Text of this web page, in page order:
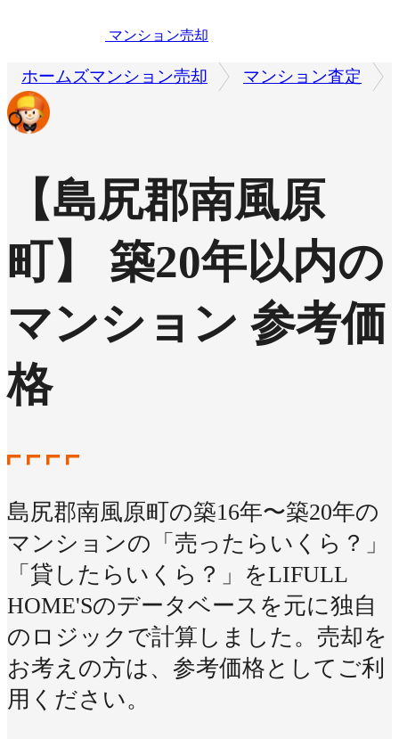
マンション売却
ホームズマンション売却 マンション査定
【島尻郡南風原
町】 築20年以内の
マンション 参考価
格
島尻郡南風原町の築16年〜築20年の
マンションの「売ったらいくら？」
「貸したらいくら？」をLIFULL
HOME'Sのデータベースを元に独自
のロジックで計算しました。売却を
お考えの方は、参考価格としてご利
用ください。